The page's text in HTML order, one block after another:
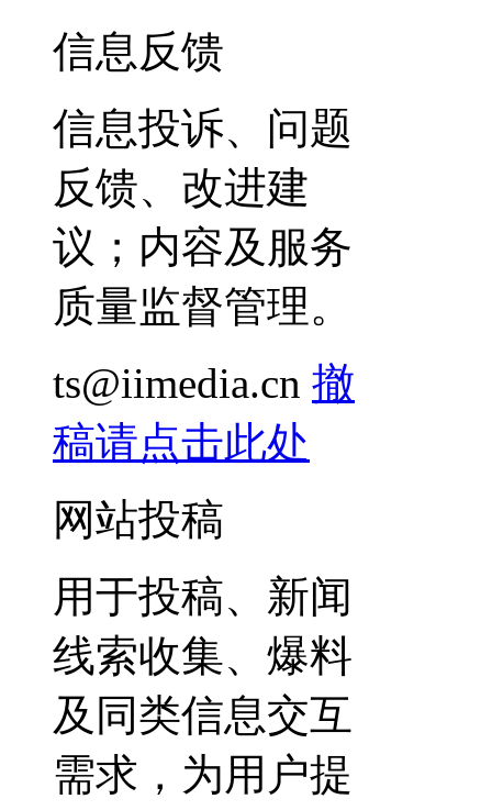
信息反馈
信息投诉、问题
反馈、改进建
议；内容及服务
质量监督管理。
ts@iimedia.cn 撤
稿请点击此处
网站投稿
用于投稿、新闻
线索收集、爆料
及同类信息交互
需求，为用户提